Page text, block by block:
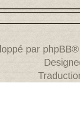
par phpBB®